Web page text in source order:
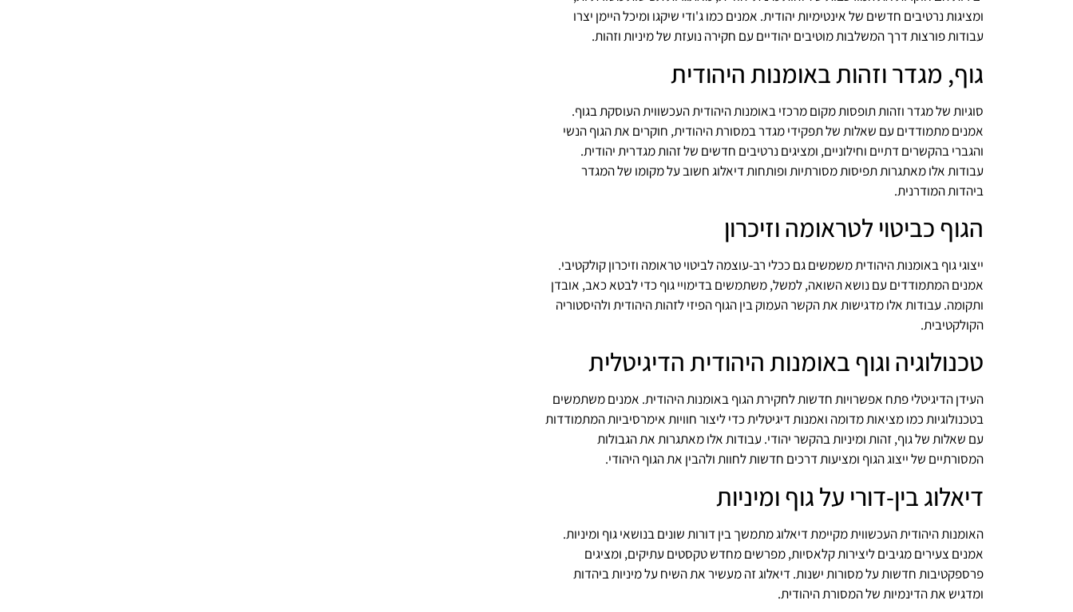
ומציגות נרטיבים חדשים של אינטימיות יהודית. אמנים כמו ג'ודי שיקגו ומיכל היימן יצרו
עבודות פורצות דרך המשלבות מוטיבים יהודיים עם חקירה נועזת של מיניות וזהות.
גוף, מגדר וזהות באומנות היהודית
סוגיות של מגדר וזהות תופסות מקום מרכזי באומנות היהודית העכשווית העוסקת בגוף.
אמנים מתמודדים עם שאלות של תפקידי מגדר במסורת היהודית, חוקרים את הגוף הנשי
והגברי בהקשרים דתיים וחילוניים, ומציגים נרטיבים חדשים של זהות מגדרית יהודית.
עבודות אלו מאתגרות תפיסות מסורתיות ופותחות דיאלוג חשוב על מקומו של המגדר
ביהדות המודרנית.
הגוף כביטוי לטראומה וזיכרון
ייצוגי גוף באומנות היהודית משמשים גם ככלי רב-עוצמה לביטוי טראומה וזיכרון קולקטיבי.
אמנים המתמודדים עם נושא השואה, למשל, משתמשים בדימויי גוף כדי לבטא כאב, אובדן
ותקומה. עבודות אלו מדגישות את הקשר העמוק בין הגוף הפיזי לזהות היהודית ולהיסטוריה
הקולקטיבית.
טכנולוגיה וגוף באומנות היהודית הדיגיטלית
העידן הדיגיטלי פתח אפשרויות חדשות לחקירת הגוף באומנות היהודית. אמנים משתמשים
בטכנולוגיות כמו מציאות מדומה ואמנות דיגיטלית כדי ליצור חוויות אימרסיביות המתמודדות
עם שאלות של גוף, זהות ומיניות בהקשר יהודי. עבודות אלו מאתגרות את הגבולות
המסורתיים של ייצוג הגוף ומציעות דרכים חדשות לחוות ולהבין את הגוף היהודי.
דיאלוג בין-דורי על גוף ומיניות
האומנות היהודית העכשווית מקיימת דיאלוג מתמשך בין דורות שונים בנושאי גוף ומיניות.
אמנים צעירים מגיבים ליצירות קלאסיות, מפרשים מחדש טקסטים עתיקים, ומציגים
פרספקטיבות חדשות על מסורות ישנות. דיאלוג זה מעשיר את השיח על מיניות ביהדות
ומדגיש את הדינמיות של המסורת היהודית.